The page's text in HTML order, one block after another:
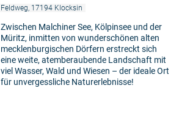
Feldweg, 17194 Klocksin
Zwischen Malchiner See, Kölpinsee und der
Müritz, inmitten von wunderschönen alten
mecklenburgischen Dörfern erstreckt sich
eine weite, atemberaubende Landschaft mit
viel Wasser, Wald und Wiesen – der ideale Ort
für unvergessliche Naturerlebnisse!